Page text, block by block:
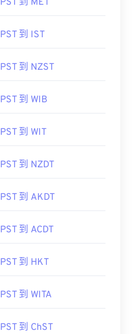
PST 到 MET
PST 到 IST
PST 到 NZST
PST 到 WIB
PST 到 WIT
PST 到 NZDT
PST 到 AKDT
PST 到 ACDT
PST 到 HKT
PST 到 WITA
PST 到 ChST